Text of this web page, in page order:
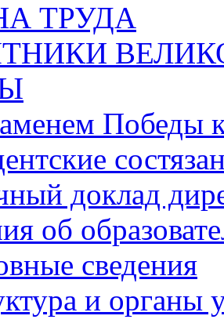
ТРУДА
Победы
доклад
об
сведения
и органы